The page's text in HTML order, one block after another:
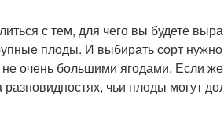
с тем, для чего вы будете
плоды. И выбирать сорт
не очень большими ягодами. Если
чьи плоды могут